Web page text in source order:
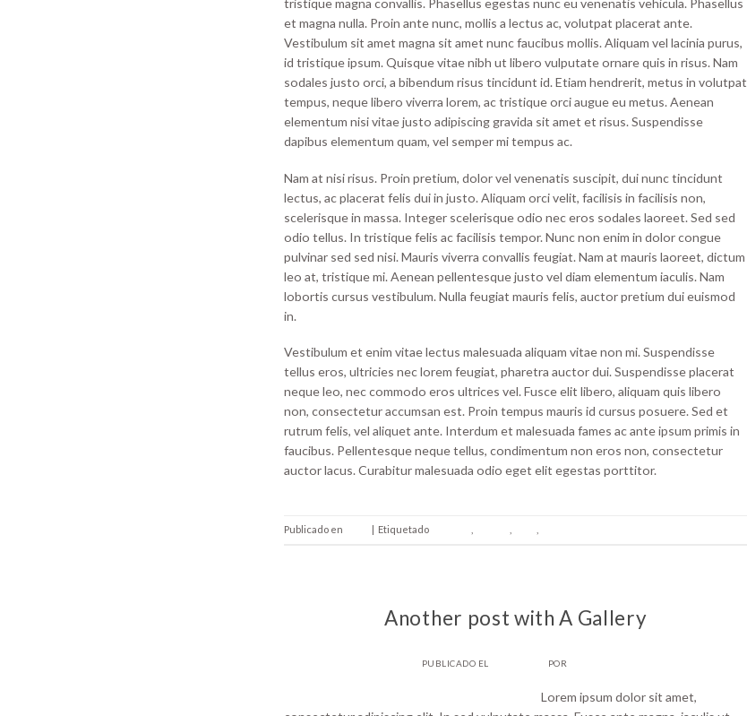
tristique magna convallis. Phasellus egestas nunc eu venenatis vehicula. Phasellus
et magna nulla. Proin ante nunc, mollis a lectus ac, volutpat placerat ante.
Vestibulum sit amet magna sit amet nunc faucibus mollis. Aliquam vel lacinia purus,
id tristique ipsum. Quisque vitae nibh ut libero vulputate ornare quis in risus. Nam
sodales justo orci, a bibendum risus tincidunt id. Etiam hendrerit, metus in volutpat
tempus, neque libero viverra lorem, ac tristique orci augue eu metus. Aenean
elementum nisi vitae justo adipiscing gravida sit amet et risus. Suspendisse
dapibus elementum quam, vel semper mi tempus ac.
Nam at nisi risus. Proin pretium, dolor vel venenatis suscipit, dui nunc tincidunt
lectus, ac placerat felis dui in justo. Aliquam orci velit, facilisis in facilisis non,
scelerisque in massa. Integer scelerisque odio nec eros sodales laoreet. Sed sed
odio tellus. In tristique felis ac facilisis tempor. Nunc non enim in dolor congue
pulvinar sed sed nisi. Mauris viverra convallis feugiat. Nam at mauris laoreet, dictum
leo at, tristique mi. Aenean pellentesque justo vel diam elementum iaculis. Nam
lobortis cursus vestibulum. Nulla feugiat mauris felis, auctor pretium dui euismod
in.
Vestibulum et enim vitae lectus malesuada aliquam vitae non mi. Suspendisse
tellus eros, ultricies nec lorem feugiat, pharetra auctor dui. Suspendisse placerat
neque leo, nec commodo eros ultrices vel. Fusce elit libero, aliquam quis libero
non, consectetur accumsan est. Proin tempus mauris id cursus posuere. Sed et
rutrum felis, vel aliquet ante. Interdum et malesuada fames ac ante ipsum primis in
faucibus. Pellentesque neque tellus, condimentum non eros non, consectetur
auctor lacus. Curabitur malesuada odio eget elit egestas porttitor.
Publicado en | Etiquetado
Another post with A Gallery
PUBLICADO EL POR
Lorem ipsum dolor sit amet,